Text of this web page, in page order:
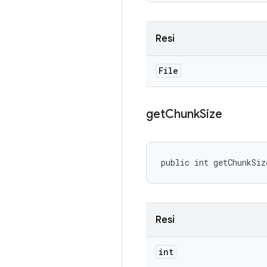
Resi
File
getChunkSize
public int
Resi
int